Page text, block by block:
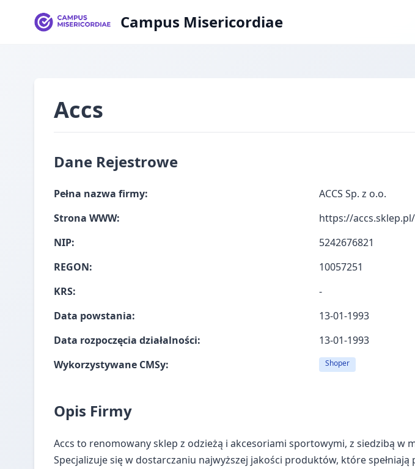
Campus Misericordiae
Accs
Dane Rejestrowe
Pełna nazwa firmy:
ACCS Sp. z o.o.
Strona WWW:
https://accs.sklep.pl/
NIP:
5242676821
REGON:
10057251
KRS:
-
Data powstania:
13-01-1993
Data rozpoczęcia działalności:
13-01-1993
Wykorzystywane CMSy:
Shoper
Opis Firmy
Accs to renomowany sklep z odzieżą i akcesoriami sportowymi, z siedzibą w
Specjalizuje się w dostarczaniu najwyższej jakości produktów, które